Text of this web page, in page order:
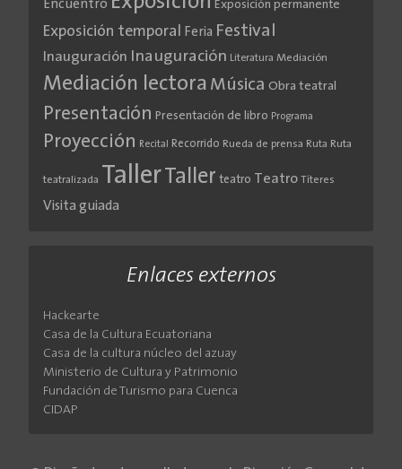
Encuentro Exposición permanente
Exposición temporal Feria Festival
Inauguración Inauguración Literatura Mediación
Mediación lectora Música Obra teatral
Presentación Presentación de libro Programa
Proyección Recital Recorrido Rueda de prensa Ruta Ruta
teatralizada Taller Taller teatro Teatro Títeres
Visita guiada
Enlaces externos
Hackearte
Casa de la Cultura Ecuatoriana
Casa de la cultura núcleo del azuay
Ministerio de Cultura y Patrimonio
Fundación de Turismo para Cuenca
CIDAP